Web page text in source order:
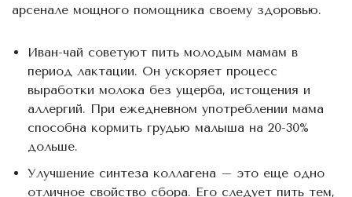
арсенале мощного помощника своему здоровью.
Иван-чай советуют пить молодым мамам в
период лактации. Он ускоряет процесс
выработки молока без ущерба, истощения и
аллергий. При ежедневном употреблении мама
способна кормить грудью малыша на 20-30%
дольше.
Улучшение синтеза коллагена – это еще одно
отличное свойство сбора. Его следует пить тем,